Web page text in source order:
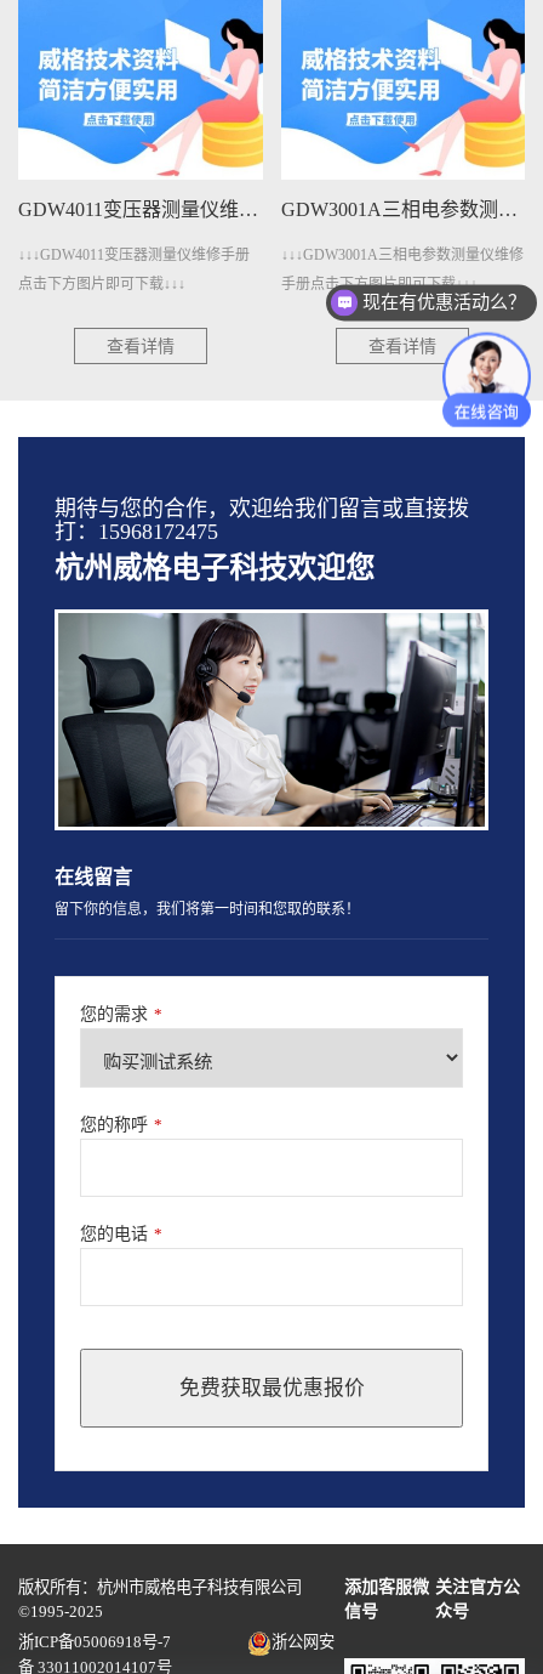
GDW4011变压器测量仪维修手册下载
↓↓↓GDW4011变压器测量仪维修手册
点击下方图片即可下载↓↓↓
查看详情
GDW3001A三相电参数测量仪维修手册下载
↓↓↓GDW3001A三相电参数测量仪维修
手册点击下方图片即可下载↓↓↓
查看详情
期待与您的合作，欢迎给我们留言或直接拨
打：15968172475
杭州威格电子科技欢迎您
在线留言
留下你的信息，我们将第一时间和您取的联系！
您的需求 *
您的称呼 *
您的电话 *
免费获取最优惠报价
should
blank
版权所有：杭州市威格电子科技有限公司
©1995-2025
添加客服微
信号
关注官方公
众号
浙ICP备05006918号-7
浙公网安
备 33011002014107号
现在有优惠活动么？